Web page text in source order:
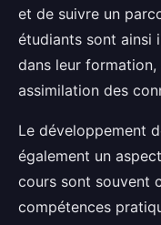
et de suivre un
étudiants sont ainsi
dans leur
assimilation des
Le développement
également un
cours sont souvent
compétences